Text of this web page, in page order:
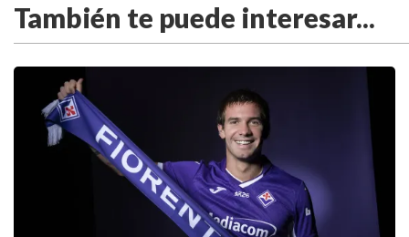
También te puede interesar...